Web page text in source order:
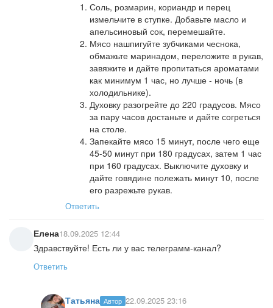
Соль, розмарин, кориандр и перец
измельчите в ступке. Добавьте масло и
апельсиновый сок, перемешайте.
Мясо нашпигуйте зубчиками чеснока,
обмажьте маринадом, переложите в рукав,
завяжите и дайте пропитаться ароматами
как минимум 1 час, но лучше - ночь (в
холодильнике).
Духовку разогрейте до 220 градусов. Мясо
за пару часов достаньте и дайте согреться
на столе.
Запекайте мясо 15 минут, после чего еще
45-50 минут при 180 градусах, затем 1 час
при 160 градусах. Выключите духовку и
дайте говядине полежать минут 10, после
его разрежьте рукав.
Ответить
Елена18.09.2025 12:44
Здравствуйте! Есть ли у вас телеграмм-канал?
Ответить
Татьяна Автор 22.09.2025 23:16